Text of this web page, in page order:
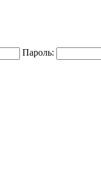
Пароль: